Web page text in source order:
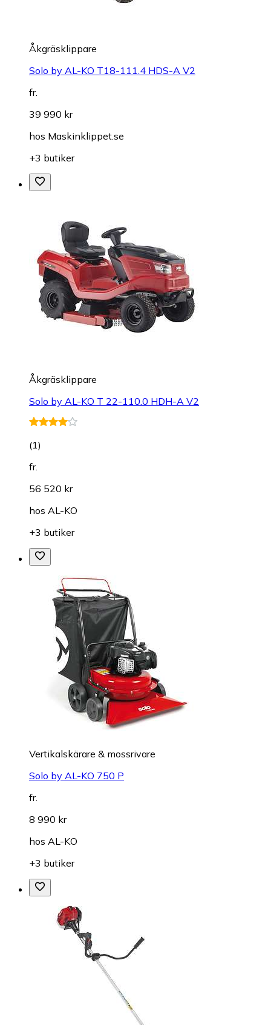
Åkgräsklippare
Solo by AL-KO T18-111.4 HDS-A V2
fr.
39 990 kr
hos Maskinklippet.se
+3 butiker
Åkgräsklippare
Solo by AL-KO T 22-110.0 HDH-A V2
(1)
fr.
56 520 kr
hos AL-KO
+3 butiker
Vertikalskärare & mossrivare
Solo by AL-KO 750 P
fr.
8 990 kr
hos AL-KO
+3 butiker